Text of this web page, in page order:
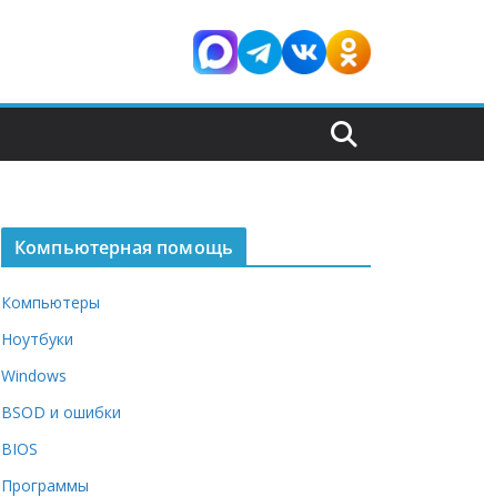
Компьютерная помощь
Компьютеры
Ноутбуки
Windows
BSOD и ошибки
BIOS
Программы